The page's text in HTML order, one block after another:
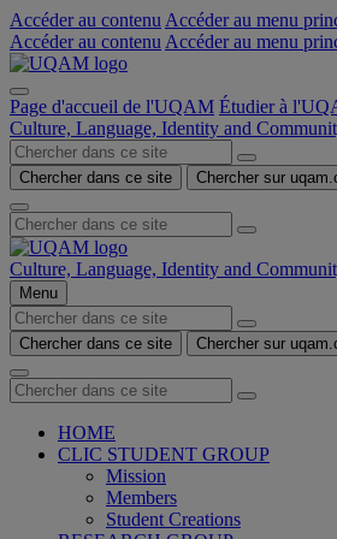
Accéder au contenu Accéder au menu
Accéder au contenu Accéder au menu
Page d'accueil de l'UQAM Étudier à
Culture, Language, Identity and
Chercher dans ce site Chercher sur
Culture, Language, Identity and
Menu
Chercher dans ce site Chercher sur
HOME
CLIC STUDENT GROUP
Mission
Members
Student Creations